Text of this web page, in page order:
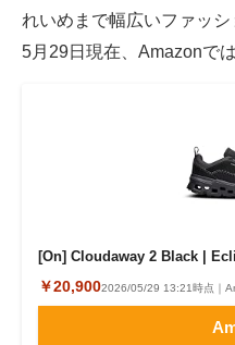
れいめまで幅広いファッ
5月29日現在、Amazonで
[On] Cloudaway 2 Black |
￥20,9002026/05/29 13:21時点｜